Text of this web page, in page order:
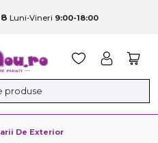
Luni-Vineri 9:00-18:00
De Exterior